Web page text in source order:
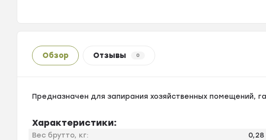
Обзор Отзывы 0
Предназначен для запирания хозяйственных помещений,
Характеристики:
Вес брутто, кг:
0,28